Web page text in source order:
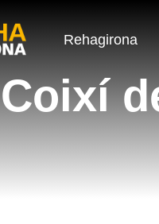
Rehagirona
Coixí